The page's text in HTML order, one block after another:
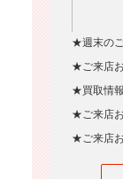
★週末の
★ご来店
★買取情
★ご来店
★ご来店